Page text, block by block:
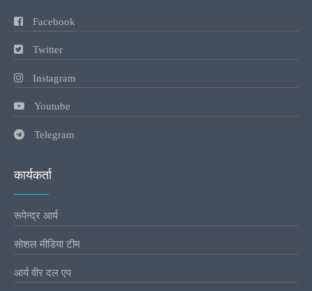
Facebook
Twitter
Instagram
Youtube
Telegram
कार्यकर्ता
रूपेन्द्र आर्य
सोशल मीडिया टीम
आर्य वीर दल एप